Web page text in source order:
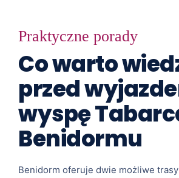
Praktyczne porady
Co warto
przed
wyspę
Benidormu
Benidorm oferuje dwie możliwe trasy